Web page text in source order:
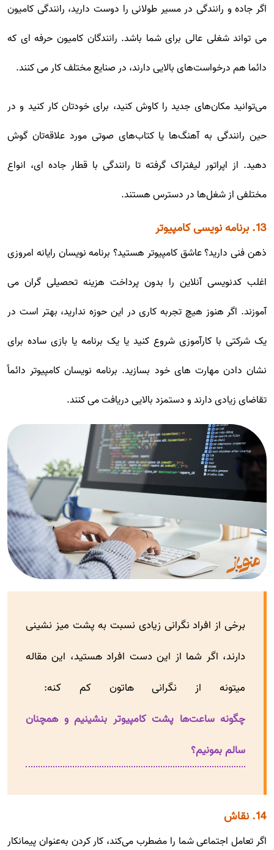
اگر جاده و رانندگی در مسیر طولانی را دوست دارید، رانندگی کامیون
می تواند شغلی عالی برای شما باشد. رانندگان کامیون حرفه ای که
دائما هم درخواست‌های بالایی دارند، در صنایع مختلف کار می کنند.
می‌توانید مکان‌های جدید را کاوش کنید، برای خودتان کار کنید و در
حین رانندگی به آهنگ‌ها یا کتاب‌های صوتی مورد علاقه‌تان گوش
دهید. از اپراتور لیفتراک گرفته تا رانندگی با قطار جاده ای، انواع
مختلفی از شغل‌ها در دسترس هستند.
13. برنامه نویسی کامپیوتر
ذهن فنی دارید؟ عاشق کامپیوتر هستید؟ برنامه نویسان رایانه امروزی
اغلب کدنویسی آنلاین را بدون پرداخت هزینه تحصیلی گران می
آموزند. اگر هنوز هیچ تجربه کاری در این حوزه ندارید، بهتر است در
یک شرکتی با کارآموزی شروع کنید یا یک برنامه یا بازی ساده برای
نشان دادن مهارت های خود بسازید. برنامه نویسان کامپیوتر دائماً
تقاضای زیادی دارند و دستمزد بالایی دریافت می کنند.
برخی از افراد نگرانی زیادی نسبت به پشت میز نشینی
دارند، اگر شما از این دست افراد هستید، این مقاله
میتونه از نگرانی هاتون کم کنه:
چگونه ساعت‌ها پشت کامپیوتر بنشینیم و همچنان
سالم بمونیم؟
14. نقاش
اگر تعامل اجتماعی شما را مضطرب می‌کند، کار کردن به‌عنوان پیمانکار